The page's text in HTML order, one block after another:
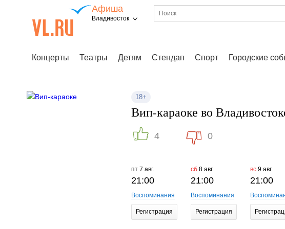
Афиша
Владивосток
Концерты Театры Детям Стендап Спорт Городские
18+
Вип-караоке во
4 0
пт 7 авг.
21:00
Воспоминания
Регистрация
сб 8 авг.
21:00
Воспоминания
Регистрация
вс 9 авг.
21:00